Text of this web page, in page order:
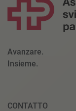
Avanzare.
Insieme.
CONTATTO